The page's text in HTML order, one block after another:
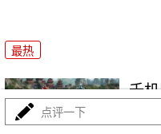
最热
千
\"
点评一下